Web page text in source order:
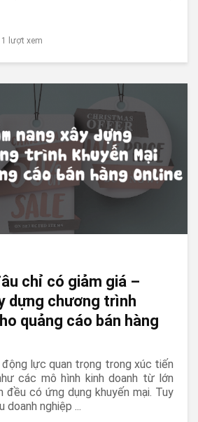
lượt xem
chỉ có giảm giá –
dựng chương trình
quảng cáo bán hàng
động lực quan trọng trong xúc tiến
các mô hình kinh doanh từ lớn
đều có ứng dụng khuyến mại. Tuy
doanh nghiệp ...